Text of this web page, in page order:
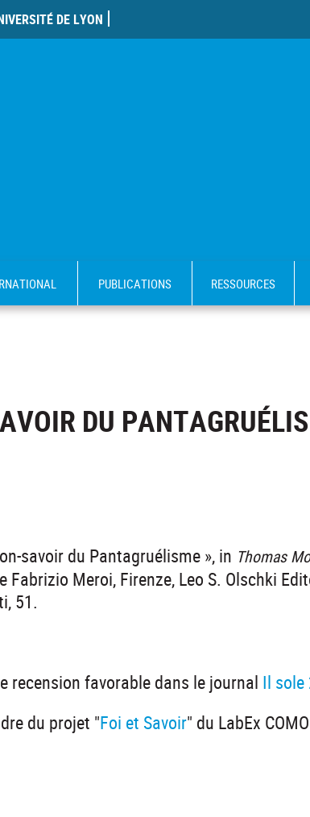
DE LYON
PUBLICATIONS RESSOURCES
DU
savoir du Pantagruélisme », in Thomas
Fabrizio Meroi, Firenze, Leo S. Olschki
51.
recension favorable dans le journal Il sole
du projet "Foi et Savoir" du LabEx